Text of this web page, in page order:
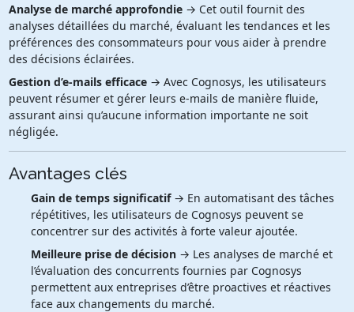
Analyse de marché approfondie→ Cet outil fournit des
analyses détaillées du marché, évaluant les tendances et les
préférences des consommateurs pour vous aider à prendre
des décisions éclairées.
Gestion d’e-mails efficace→ Avec Cognosys, les utilisateurs
peuvent résumer et gérer leurs e-mails de manière fluide,
assurant ainsi qu’aucune information importante ne soit
négligée.
Avantages clés
Gain de temps significatif→ En automatisant des tâches
répétitives, les utilisateurs de Cognosys peuvent se
concentrer sur des activités à forte valeur ajoutée.
Meilleure prise de décision→ Les analyses de marché et
l’évaluation des concurrents fournies par Cognosys
permettent aux entreprises d’être proactives et réactives
face aux changements du marché.